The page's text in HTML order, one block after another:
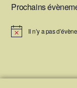
Prochains
N
Il n’y a pas